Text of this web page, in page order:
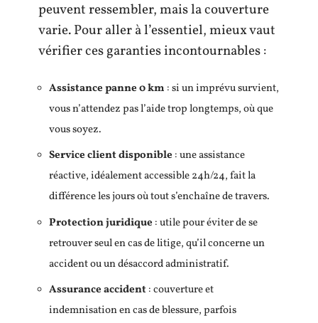
peuvent ressembler, mais la couverture
varie. Pour aller à l’essentiel, mieux vaut
vérifier ces garanties incontournables :
Assistance panne 0 km : si un imprévu survient,
vous n’attendez pas l’aide trop longtemps, où que
vous soyez.
Service client disponible : une assistance
réactive, idéalement accessible 24h/24, fait la
différence les jours où tout s’enchaîne de travers.
Protection juridique : utile pour éviter de se
retrouver seul en cas de litige, qu’il concerne un
accident ou un désaccord administratif.
Assurance accident: couverture et
indemnisation en cas de blessure, parfois